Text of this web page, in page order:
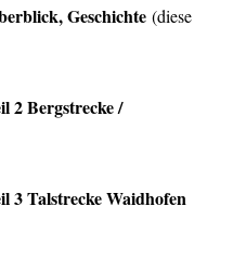
Geschichte (diese
2 Bergstrecke /
3 Talstrecke Waidhofen